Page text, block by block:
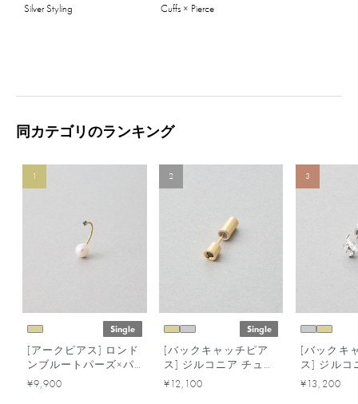
Silver Styling Cuffs × Pierce
同カテゴリのランキング
1
Single
[アークピアス] ロンド
ンブルートパーズ×パ
ール
¥9,900
2
Single
[バックキャッチピア
ス] ジルコニア チュー
ブ
¥12,100
3
[バックキ
ス] ジルコ
ズ
¥13,200